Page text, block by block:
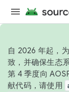
自 2026 年起，
致，并确保生态
第 4 季度向
献代码，请使用